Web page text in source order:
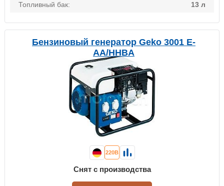
Топливный бак:
13 л
Бензиновый генератор Geko 3001 E-
AA/HHBA
220В
Снят с производства